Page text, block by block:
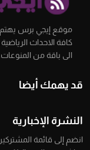
موقع إيجي برس يهتم
كافة الاحداث
الى باقة من المنوعات.
قد يهمك أيضا
النشرة الإخبارية
انضم إلى قائمة